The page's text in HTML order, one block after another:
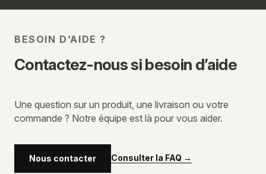
BESOIN D’AIDE ?
Contactez-nous si besoin d’aide
Une question sur un produit, une livraison ou votre
commande ? Notre équipe est là pour vous aider.
Nous contacter Consulter la FAQ →